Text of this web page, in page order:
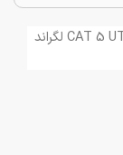
بررسی و مشخصات کیستون شبکه تک ماژول CAT 5 UTP لگراند